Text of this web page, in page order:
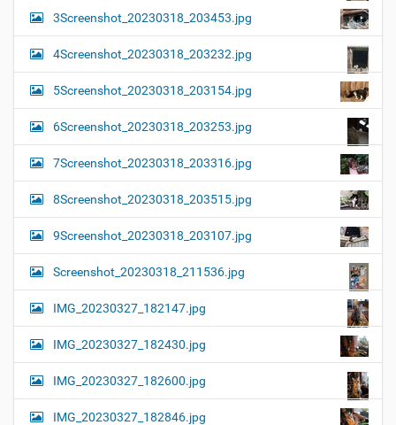
3Screenshot_20230318_203453.jpg
4Screenshot_20230318_203232.jpg
5Screenshot_20230318_203154.jpg
6Screenshot_20230318_203253.jpg
7Screenshot_20230318_203316.jpg
8Screenshot_20230318_203515.jpg
9Screenshot_20230318_203107.jpg
Screenshot_20230318_211536.jpg
IMG_20230327_182147.jpg
IMG_20230327_182430.jpg
IMG_20230327_182600.jpg
IMG_20230327_182846.jpg